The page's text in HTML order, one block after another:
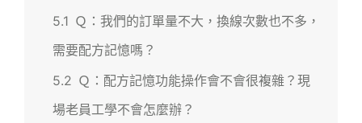
5.1 Ｑ：我們的訂單量不大，換線次數也不多，
需要配方記憶嗎？
5.2 Ｑ：配方記憶功能操作會不會很複雜？現
場老員工學不會怎麼辦？